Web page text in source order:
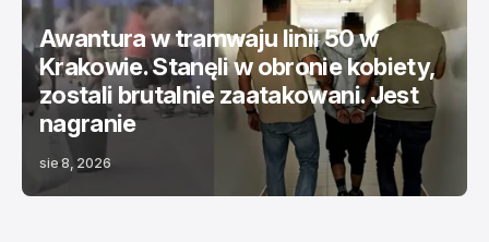
Awantura w tramwaju linii 50 w
Krakowie. Stanęli w obronie kobiety,
zostali brutalnie zaatakowani. Jest
nagranie
sie 8, 2026